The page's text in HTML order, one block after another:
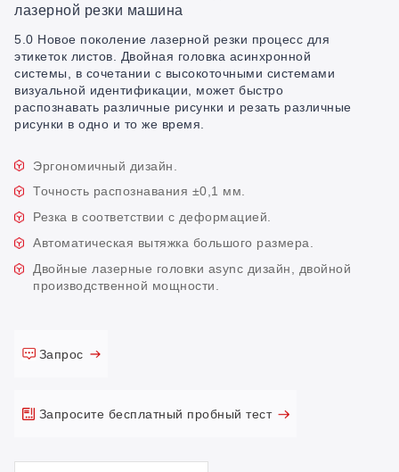
лазерной резки машина
5.0 Новое поколение лазерной резки процесс для
этикеток листов. Двойная головка асинхронной
системы, в сочетании с высокоточными системами
визуальной идентификации, может быстро
распознавать различные рисунки и резать различные
рисунки в одно и то же время.
Эргономичный дизайн.
Точность распознавания ±0,1 мм.
Резка в соответствии с деформацией.
Автоматическая вытяжка большого размера.
Двойные лазерные головки async дизайн, двойной
производственной мощности.
Запрос
Запросите бесплатный пробный тест